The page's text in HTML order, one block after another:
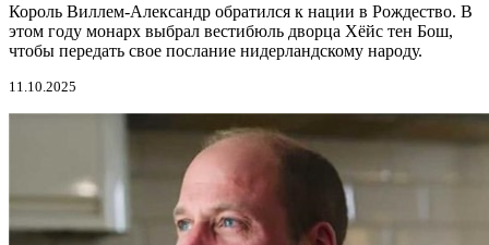
Король Виллем-Александр обратился к нации в Рождество. В
этом году монарх выбрал вестибюль дворца Хёйс тен Бош,
чтобы передать свое послание нидерландскому народу.
11.10.2025